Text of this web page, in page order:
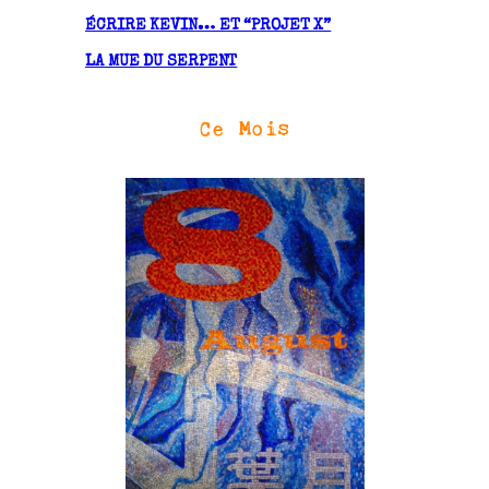
ÉCRIRE KEVIN… ET “PROJET X”
LA MUE DU SERPENT
Ce Mois